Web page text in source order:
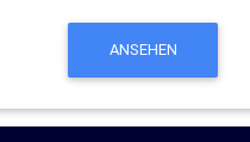
ANSEHEN